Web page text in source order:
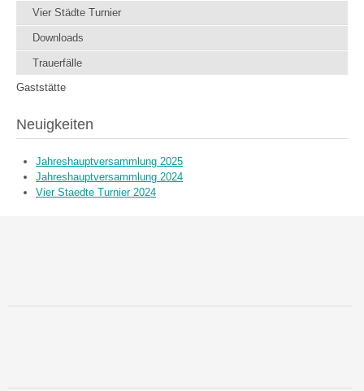
Vier Städte Turnier
Downloads
Trauerfälle
Gaststätte
Neuigkeiten
Jahreshauptversammlung 2025
Jahreshauptversammlung 2024
Vier Staedte Turnier 2024